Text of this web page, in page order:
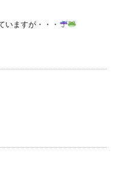
いますが・・・